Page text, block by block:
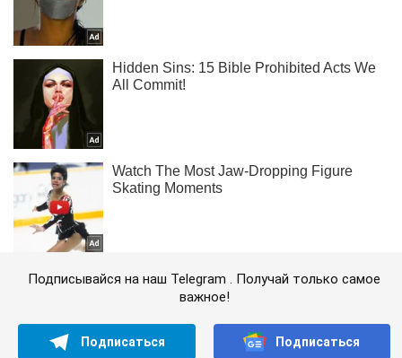
Подписывайся на наш Telegram . Получай только самое
важное!
Подписаться Подписаться